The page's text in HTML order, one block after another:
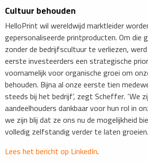
Cultuur behouden
HelloPrint wil wereldwijd marktleider
gepersonaliseerde printproducten. Om
zonder de bedrijfscultuur te verliezen,
eerste investeerders een strategische
voornamelijk voor organische groei om
behouden. Bijna al onze eerste tien
steeds bij het bedrijf’, zegt Scheffer. ‘We
aandeelhouders dankbaar voor hun rol in
we zijn blij dat ze ons nu de mogelijkheid
volledig zelfstandig verder te laten
Lees het bericht op LinkedIn.